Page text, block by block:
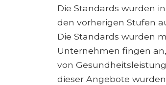
Die Standards wurden
den vorherigen Stufen
Die Standards wurden
Unternehmen fingen
von
dieser Angebote